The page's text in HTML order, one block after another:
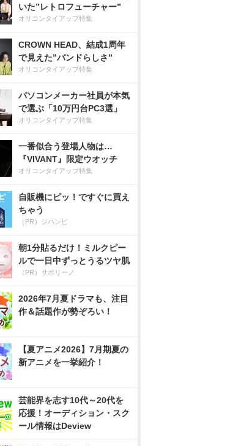
いた”レトロフューチャー”
オリコンタイアップ特集
CROWN HEAD、結成1周年
で見えた”バンドらしさ”
オリコンタイアップ特集
パソコンメーカー社員が本気
で選ぶ「10万円台PC3選」
オリコンタイアップ特集
一番似合う登場人物は…
『VIVANT』限定ウオッチ
オリコンタイアップ特集
自販機にピッ！ですぐに買え
ちゃう
（PR）ジハンピ
朝1分貼るだけ！ミルクピー
ルで一日中ずっとうるツヤ肌
（PR）サボリーノ
2026年7月夏ドラマも、注目
作＆話題作が勢ぞろい！
【夏アニメ2026】7月期夏の
新アニメを一挙紹介！
芸能界を志す10代～20代を
応援！オーディション・スク
ール情報はDeview